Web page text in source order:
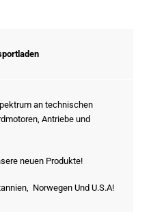
an technischen
Antriebe und
neuen Produkte!
Norwegen Und U.S.A!